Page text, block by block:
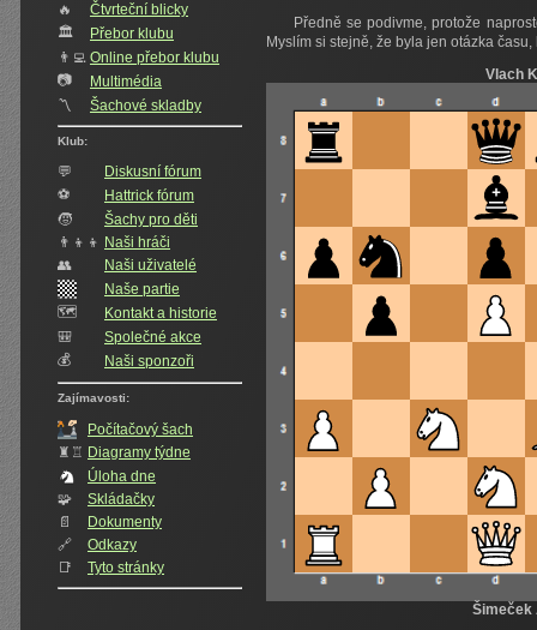
🔥
Čtvrteční blicky
🏛
Přebor klubu
👨‍💻 Online přebor klubu
📷
Multimédia
〽️
Šachové skladby
Klub:
💬
Diskusní fórum
⚽
Hattrick fórum
🧒
Šachy pro děti
👨‍👦‍👦 Naši hráči
👥️
Naši uživatelé
Naše partie
🗺️
Kontakt a historie
🎒
Společné akce
💰
Naši sponzoři
Zajímavosti:
Počítačový šach
♜♖ Diagramy týdne
Úloha dne
🧩
Skládačky
📄
Dokumenty
🔗
Odkazy
📑
Tyto stránky
Předně se podivme, protože
Myslím si stejně, že byla jen otázka
Vlach
Šimeček